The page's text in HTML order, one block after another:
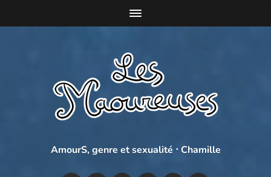
AmourS, genre et sexualité ⋅ Chamille